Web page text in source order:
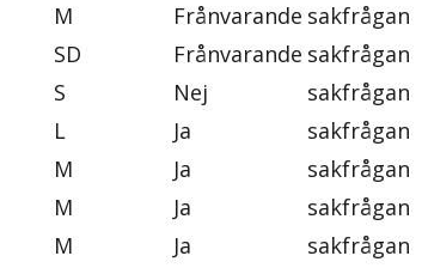
M Frånvarande sakfrågan
SD Frånvarande sakfrågan
S Nej sakfrågan
L Ja sakfrågan
M Ja sakfrågan
M Ja sakfrågan
M Ja sakfrågan